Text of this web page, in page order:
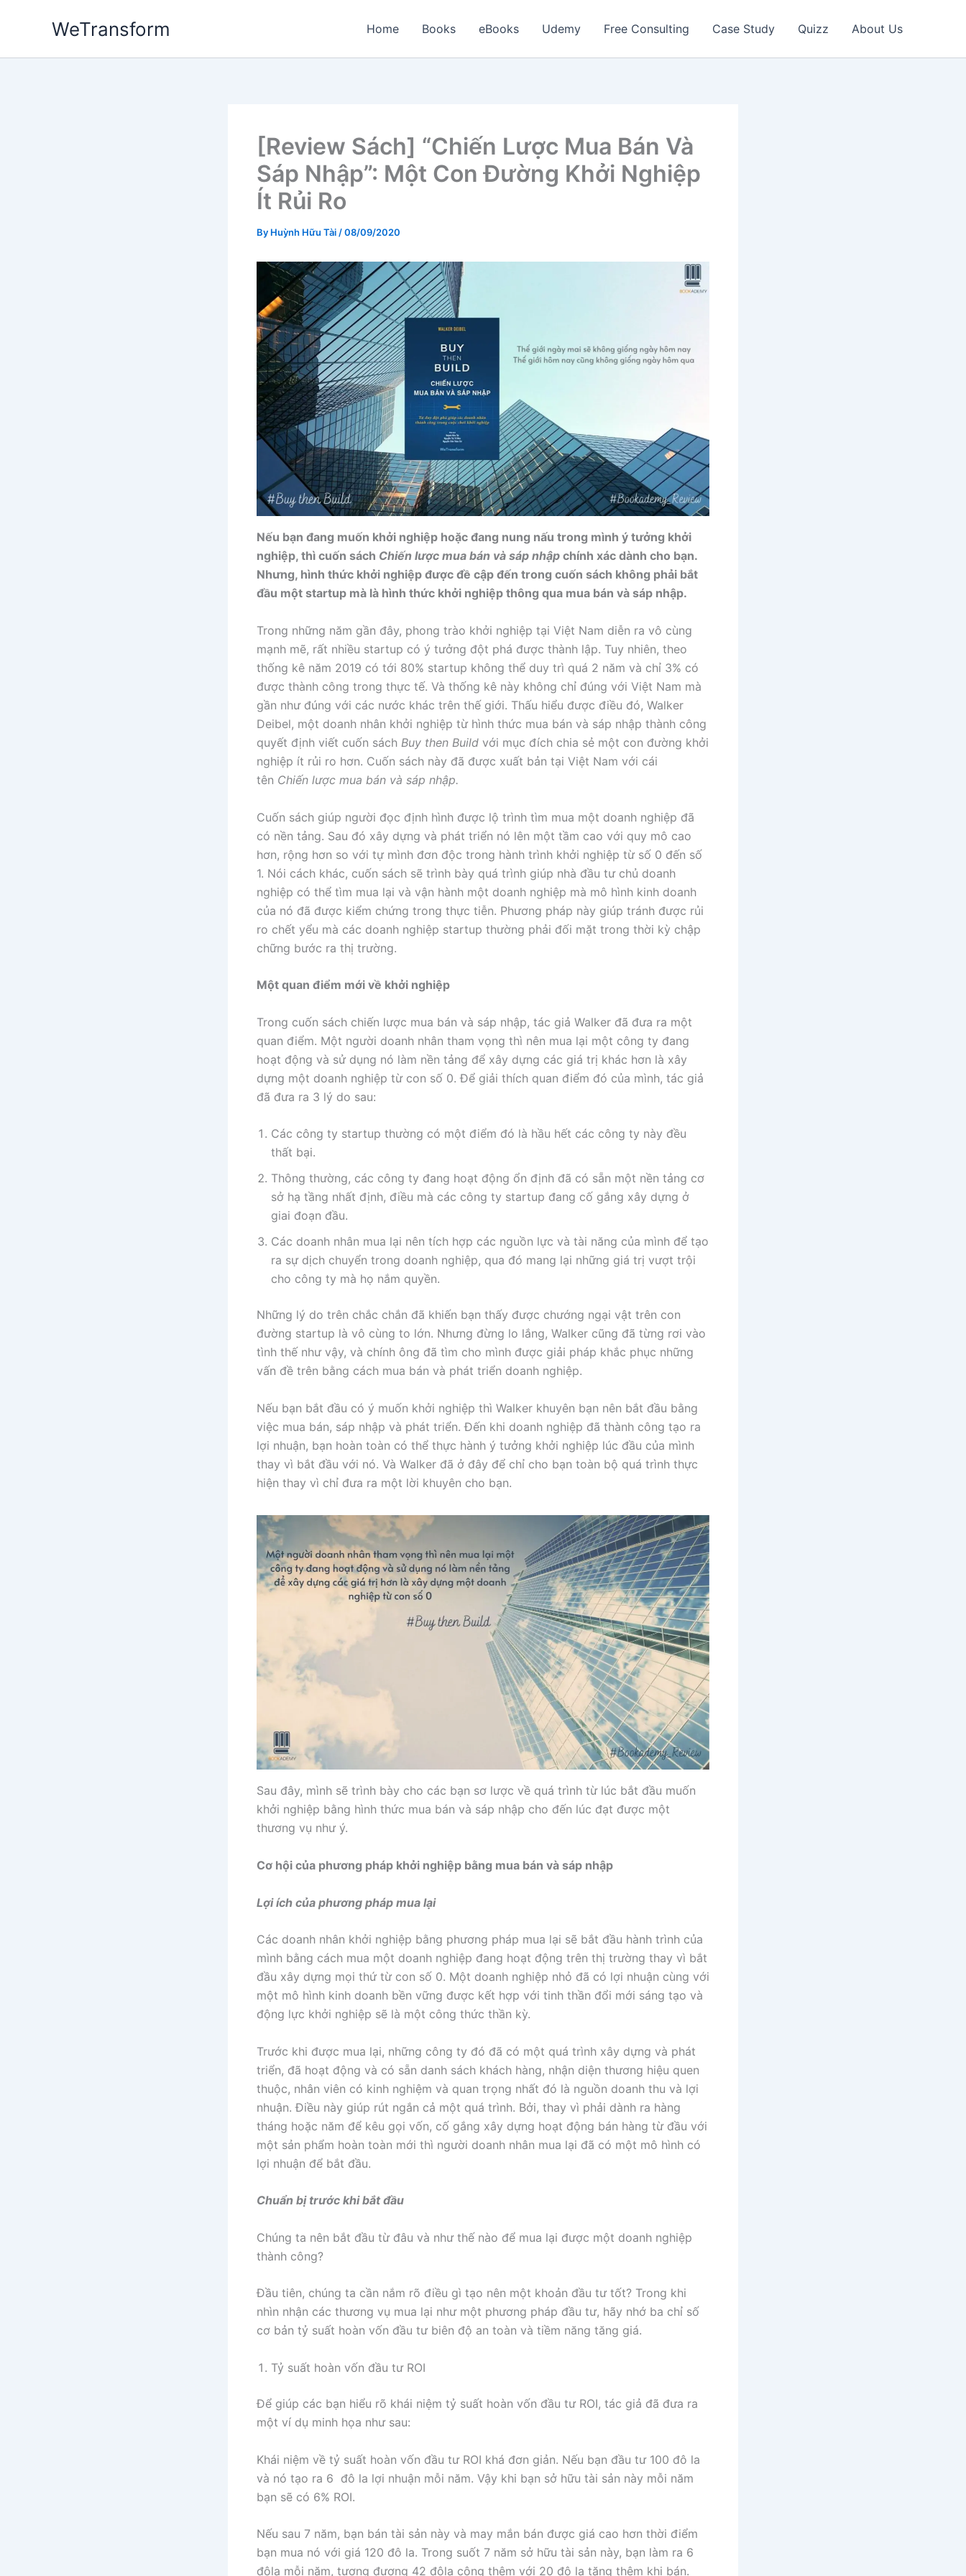
WeTransform Home Books eBooks Udemy Free Consulting Case Study Quizz About Us
[Review Sách] “Chiến Lược Mua Bán Và
Sáp Nhập”: Một Con Đường Khởi Nghiệp
Ít Rủi Ro
By Huỳnh Hữu Tài /08/09/2020
Nếu bạn đang muốn khởi nghiệp hoặc đang nung nấu trong mình ý tưởng khởi
nghiệp, thì cuốn sách Chiến lược mua bán và sáp nhập chính xác dành cho bạn.
Nhưng, hình thức khởi nghiệp được đề cập đến trong cuốn sách không phải bắt
đầu một startup mà là hình thức khởi nghiệp thông qua mua bán và sáp nhập.
Trong những năm gần đây, phong trào khởi nghiệp tại Việt Nam diễn ra vô cùng
mạnh mẽ, rất nhiều startup có ý tưởng đột phá được thành lập. Tuy nhiên, theo
thống kê năm 2019 có tới 80% startup không thể duy trì quá 2 năm và chỉ 3% có
được thành công trong thực tế. Và thống kê này không chỉ đúng với Việt Nam mà
gần như đúng với các nước khác trên thế giới. Thấu hiểu được điều đó, Walker
Deibel, một doanh nhân khởi nghiệp từ hình thức mua bán và sáp nhập thành công
quyết định viết cuốn sách Buy then Build với mục đích chia sẻ một con đường khởi
nghiệp ít rủi ro hơn. Cuốn sách này đã được xuất bản tại Việt Nam với cái
tên Chiến lược mua bán và sáp nhập.
Cuốn sách giúp người đọc định hình được lộ trình tìm mua một doanh nghiệp đã
có nền tảng. Sau đó xây dựng và phát triển nó lên một tầm cao với quy mô cao
hơn, rộng hơn so với tự mình đơn độc trong hành trình khởi nghiệp từ số 0 đến số
1. Nói cách khác, cuốn sách sẽ trình bày quá trình giúp nhà đầu tư chủ doanh
nghiệp có thể tìm mua lại và vận hành một doanh nghiệp mà mô hình kinh doanh
của nó đã được kiểm chứng trong thực tiễn. Phương pháp này giúp tránh được rủi
ro chết yểu mà các doanh nghiệp startup thường phải đối mặt trong thời kỳ chập
chững bước ra thị trường.
Một quan điểm mới về khởi nghiệp
Trong cuốn sách chiến lược mua bán và sáp nhập, tác giả Walker đã đưa ra một
quan điểm. Một người doanh nhân tham vọng thì nên mua lại một công ty đang
hoạt động và sử dụng nó làm nền tảng để xây dựng các giá trị khác hơn là xây
dựng một doanh nghiệp từ con số 0. Để giải thích quan điểm đó của mình, tác giả
đã đưa ra 3 lý do sau:
Các công ty startup thường có một điểm đó là hầu hết các công ty này đều
thất bại.
Thông thường, các công ty đang hoạt động ổn định đã có sẵn một nền tảng cơ
sở hạ tầng nhất định, điều mà các công ty startup đang cố gắng xây dựng ở
giai đoạn đầu.
Các doanh nhân mua lại nên tích hợp các nguồn lực và tài năng của mình để tạo
ra sự dịch chuyển trong doanh nghiệp, qua đó mang lại những giá trị vượt trội
cho công ty mà họ nắm quyền.
Những lý do trên chắc chắn đã khiến bạn thấy được chướng ngại vật trên con
đường startup là vô cùng to lớn. Nhưng đừng lo lắng, Walker cũng đã từng rơi vào
tình thế như vậy, và chính ông đã tìm cho mình được giải pháp khắc phục những
vấn đề trên bằng cách mua bán và phát triển doanh nghiệp.
Nếu bạn bắt đầu có ý muốn khởi nghiệp thì Walker khuyên bạn nên bắt đầu bằng
việc mua bán, sáp nhập và phát triển. Đến khi doanh nghiệp đã thành công tạo ra
lợi nhuận, bạn hoàn toàn có thể thực hành ý tưởng khởi nghiệp lúc đầu của mình
thay vì bắt đầu với nó. Và Walker đã ở đây để chỉ cho bạn toàn bộ quá trình thực
hiện thay vì chỉ đưa ra một lời khuyên cho bạn.
Sau đây, mình sẽ trình bày cho các bạn sơ lược về quá trình từ lúc bắt đầu muốn
khởi nghiệp bằng hình thức mua bán và sáp nhập cho đến lúc đạt được một
thương vụ như ý.
Cơ hội của phương pháp khởi nghiệp bằng mua bán và sáp nhập
Lợi ích của phương pháp mua lại
Các doanh nhân khởi nghiệp bằng phương pháp mua lại sẽ bắt đầu hành trình của
mình bằng cách mua một doanh nghiệp đang hoạt động trên thị trường thay vì bắt
đầu xây dựng mọi thứ từ con số 0. Một doanh nghiệp nhỏ đã có lợi nhuận cùng với
một mô hình kinh doanh bền vững được kết hợp với tinh thần đổi mới sáng tạo và
động lực khởi nghiệp sẽ là một công thức thần kỳ.
Trước khi được mua lại, những công ty đó đã có một quá trình xây dựng và phát
triển, đã hoạt động và có sẵn danh sách khách hàng, nhận diện thương hiệu quen
thuộc, nhân viên có kinh nghiệm và quan trọng nhất đó là nguồn doanh thu và lợi
nhuận. Điều này giúp rút ngắn cả một quá trình. Bởi, thay vì phải dành ra hàng
tháng hoặc năm để kêu gọi vốn, cố gắng xây dựng hoạt động bán hàng từ đầu với
một sản phẩm hoàn toàn mới thì người doanh nhân mua lại đã có một mô hình có
lợi nhuận để bắt đầu.
Chuẩn bị trước khi bắt đầu
Chúng ta nên bắt đầu từ đâu và như thế nào để mua lại được một doanh nghiệp
thành công?
Đầu tiên, chúng ta cần nắm rõ điều gì tạo nên một khoản đầu tư tốt? Trong khi
nhìn nhận các thương vụ mua lại như một phương pháp đầu tư, hãy nhớ ba chỉ số
cơ bản tỷ suất hoàn vốn đầu tư biên độ an toàn và tiềm năng tăng giá.
Tỷ suất hoàn vốn đầu tư ROI
Để giúp các bạn hiểu rõ khái niệm tỷ suất hoàn vốn đầu tư ROI, tác giả đã đưa ra
một ví dụ minh họa như sau:
Khái niệm về tỷ suất hoàn vốn đầu tư ROI khá đơn giản. Nếu bạn đầu tư 100 đô la
và nó tạo ra 6 đô la lợi nhuận mỗi năm. Vậy khi bạn sở hữu tài sản này mỗi năm
bạn sẽ có 6% ROI.
Nếu sau 7 năm, bạn bán tài sản này và may mắn bán được giá cao hơn thời điểm
bạn mua nó với giá 120 đô la. Trong suốt 7 năm sở hữu tài sản này, bạn làm ra 6
đôla mỗi năm, tương đương 42 đôla cộng thêm với 20 đô la tăng thêm khi bán.